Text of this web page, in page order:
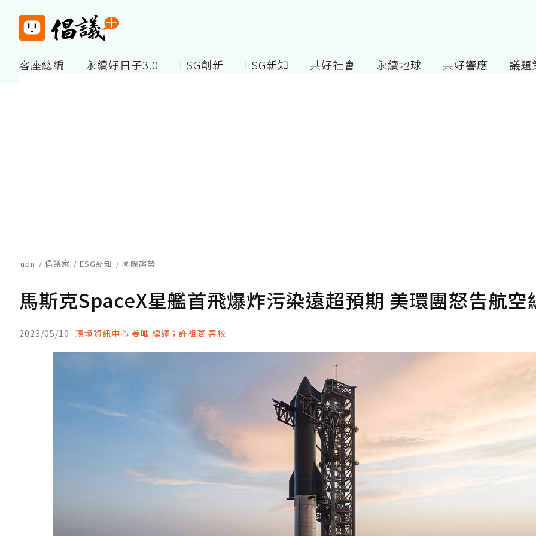
客座總編 永續好日子3.0 ESG創新 ESG新知 共好社會 永續地球 共好響應 議題
udn 倡議家 ESG新知 國際趨勢
馬斯克SpaceX星艦首飛爆炸污染遠超預期 美環團怒告航空
2023/05/10 環境資訊中心 姜唯 編譯；許祖菱 審校